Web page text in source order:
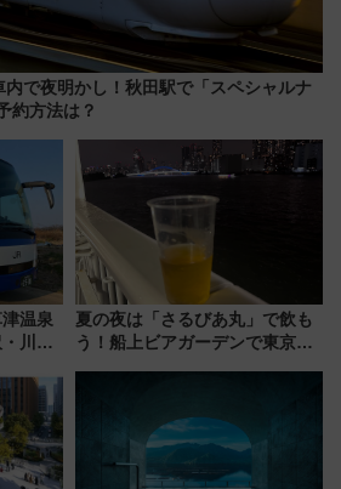
で夜明かし！秋田駅で「スペシャルナ
約方法は？
温泉
川越
解説
夏の夜は「さるびあ丸」で飲も
う！船上ビアガーデンで東京湾